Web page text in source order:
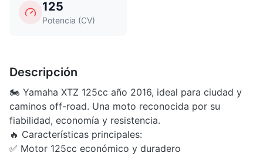
125
Potencia (CV)
Descripción
🏍️ Yamaha XTZ 125cc año 2016, ideal para ciudad y
caminos off-road. Una moto reconocida por su
fiabilidad, economía y resistencia.
🔥 Características principales:
✅ Motor 125cc económico y duradero